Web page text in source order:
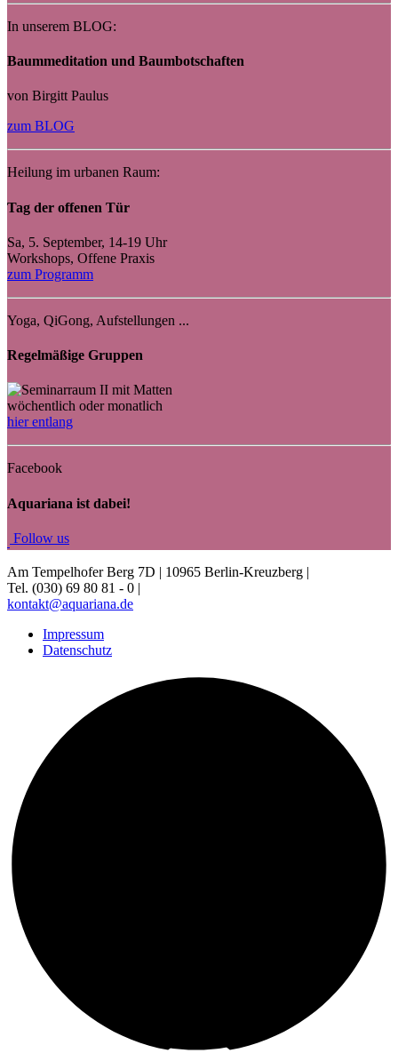
In unserem BLOG:
Baummeditation und Baumbotschaften
von Birgitt Paulus
zum BLOG
Heilung im urbanen Raum:
Tag der offenen Tür
Sa, 5. September, 14-19 Uhr
Workshops, Offene Praxis
zum Programm
Yoga, QiGong, Aufstellungen ...
Regelmäßige Gruppen
wöchentlich oder monatlich
hier entlang
Facebook
Aquariana ist dabei!
Follow us
Am Tempelhofer Berg 7D | 10965 Berlin-Kreuzberg |
Tel. (030) 69 80 81 - 0 |
kontakt@aquariana.de
Impressum
Datenschutz